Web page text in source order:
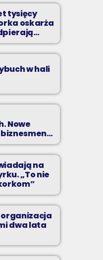
tysięcy
oskarża
w hali
Nowe
na
„To nie
organizacja
dwa lata